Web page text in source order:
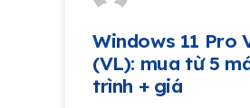
Windows 11 Pro
(VL): mua từ 5
trình + giá